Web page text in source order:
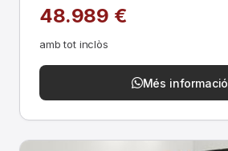
48.989 €
amb tot inclòs
Més informació